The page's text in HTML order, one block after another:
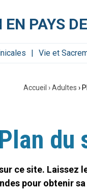
PAYS
Vie et
Accueil ›Adultes ›
Plan du
ce site. Laissez
pour obtenir